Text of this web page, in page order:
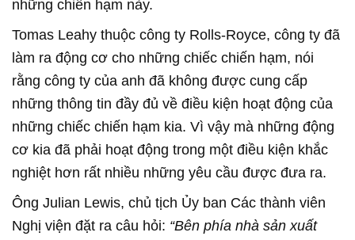
những chiến hạm này.
Tomas Leahy thuộc công ty Rolls-Royce, công ty đã
làm ra động cơ cho những chiếc chiến hạm, nói
rằng công ty của anh đã không được cung cấp
những thông tin đầy đủ về điều kiện hoạt động của
những chiếc chiến hạm kia. Vì vậy mà những động
cơ kia đã phải hoạt động trong một điều kiện khắc
nghiệt hơn rất nhiều những yêu cầu được đưa ra.
Ông Julian Lewis, chủ tịch Ủy ban Các thành viên
Nghị viện đặt ra câu hỏi: “Bên phía nhà sản xuất